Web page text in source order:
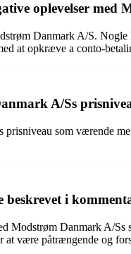
oplevelser med
Danmark A/S.
at opkræve a conto-
A/Ss
som værende
i
Modstrøm Danmark A/
være påtrængende og